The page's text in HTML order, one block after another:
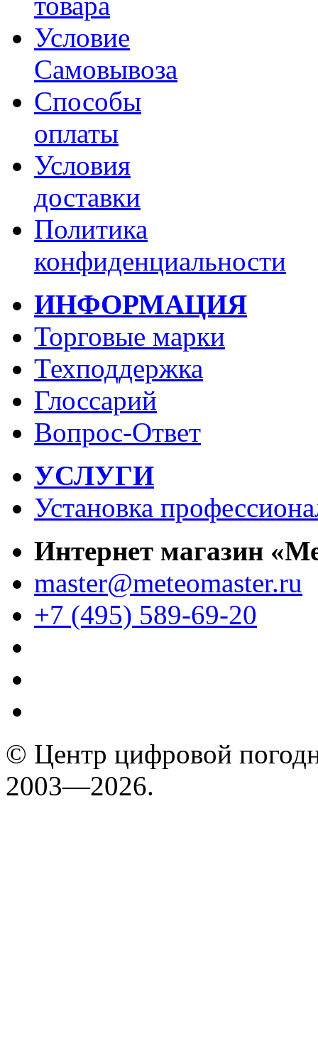
Условие
Самовывоза
Способы
оплаты
Условия
доставки
Политика
конфиденциальности
ИНФОРМАЦИЯ
Торговые марки
Техподдержка
Глоссарий
Вопрос-Ответ
УСЛУГИ
Установка
Интернет магазин
master@meteomaster.ru
+7 (495) 589-69-20
© Центр цифровой
2003—2026.